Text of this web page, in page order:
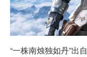
“一株南烛独如丹”出自